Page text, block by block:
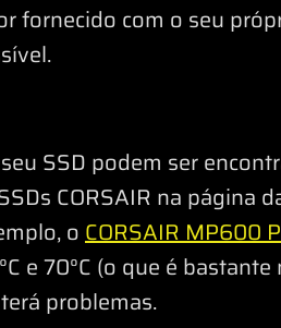
fornecido com o seu
SSD podem ser
CORSAIR na página
oCORSAIR MP600
e 70°C (o que é
problemas.